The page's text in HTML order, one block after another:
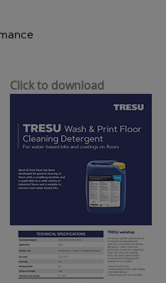
Click to download